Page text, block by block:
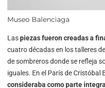
Museo Balenciaga
Laspiezas fueron creadas a
cuatro décadas en los talleres
de sombreros donde se refleja
iguales. En el París de Cristóbal
consideraba como parte